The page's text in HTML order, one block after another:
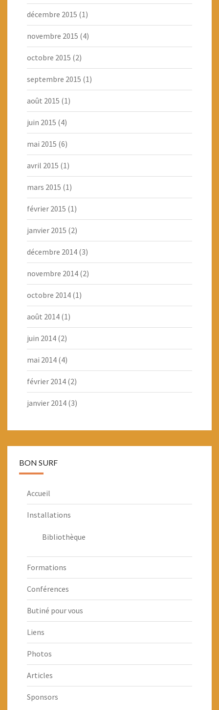
décembre 2015 (1)
novembre 2015 (4)
octobre 2015 (2)
septembre 2015 (1)
août 2015 (1)
juin 2015 (4)
mai 2015 (6)
avril 2015 (1)
mars 2015 (1)
février 2015 (1)
janvier 2015 (2)
décembre 2014 (3)
novembre 2014 (2)
octobre 2014 (1)
août 2014 (1)
juin 2014 (2)
mai 2014 (4)
février 2014 (2)
janvier 2014 (3)
BON SURF
Accueil
Installations
Bibliothèque
Formations
Conférences
Butiné pour vous
Liens
Photos
Articles
Sponsors